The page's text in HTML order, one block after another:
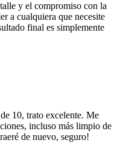
y el compromiso con la
a cualquiera que necesite
final es simplemente
10, trato excelente. Me
incluso más limpio de
de nuevo, seguro!